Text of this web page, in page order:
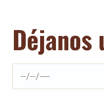
Déjanos